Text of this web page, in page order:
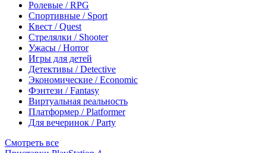
Ролевые / RPG
Спортивные / Sport
Квест / Quest
Стрелялки / Shooter
Ужасы / Horror
Игры для детей
Детективы / Detective
Экономические / Economic
Фэнтези / Fantasy
Виртуальная реальность
Платформер / Platformer
Для вечеринок / Party
Смотреть все